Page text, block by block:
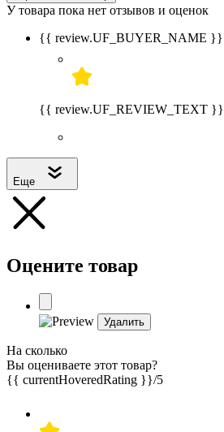
У товара пока нет отзывов и оценок
{{ review.UF_BUYER_NAME }}
{{ review.UF_REVIEW_TEXT }}
Еще
Оцените товар
Удалить
На сколько
Вы оцениваете этот товар?
{{ currentHoveredRating }}/5